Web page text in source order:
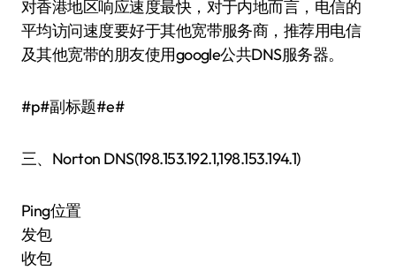
对香港地区响应速度最快，对于内地而言，电信的
平均访问速度要好于其他宽带服务商，推荐用电信
及其他宽带的朋友使用google公共DNS服务器。
#p#副标题#e#
三、Norton DNS(198.153.192.1,198.153.194.1)
Ping位置
发包
收包